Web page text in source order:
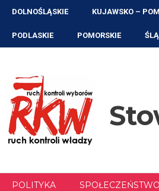
Przejdź
treści
DOLNOŚLĄSKIE KUJAWSKO –
PODLASKIE POMORSKIE
POLITYKA SPOŁECZEŃSTWO